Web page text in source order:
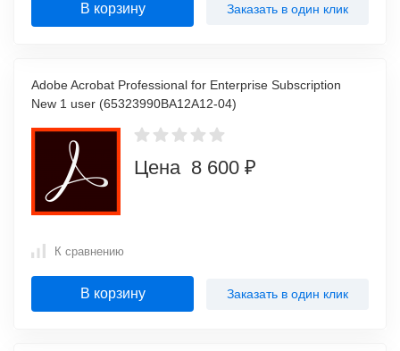
В корзину Заказать в один клик
Adobe Acrobat Professional for Enterprise Subscription
New 1 user (65323990BA12A12-04)
Цена 8 600 ₽
К сравнению
В корзину Заказать в один клик